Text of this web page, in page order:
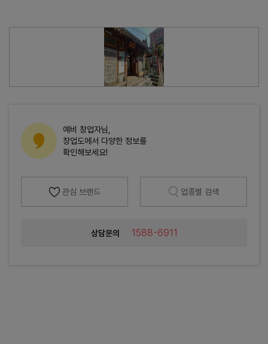
예비 창업자님,
창업도에서 다양한 정보를
확인해보세요!
관심 브랜드 업종별 검색
상담문의 1588-6911